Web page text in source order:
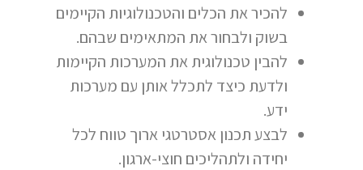
להכיר את הכלים והטכנולוגיות הקיימים
בשוק ולבחור את המתאימים שבהם.
להבין טכנולוגית את המערכות הקיימות
ולדעת כיצד לתכלל אותן עם מערכות
ידע.
לבצע תכנון אסטרטגי ארוך טווח לכל
יחידה ולתהליכים חוצי-ארגון.